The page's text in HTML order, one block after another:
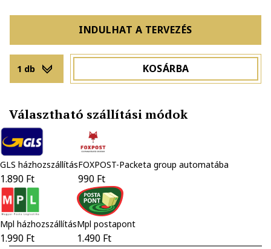
INDULHAT A TERVEZÉS
1 db KOSÁRBA
Választható szállítási módok
GLS házhozszállítás
1.890 Ft
FOXPOST-Packeta group automatába
990 Ft
Mpl házhozszállítás
1.990 Ft
Mpl postapont
1.490 Ft